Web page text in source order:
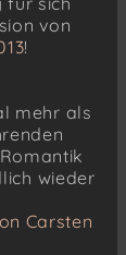
von
!
mehr als
wieder
Carsten